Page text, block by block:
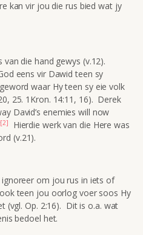
kan vir jou die rus bied wat jy
van die hand gewys (v.12).
eens vir Dawid teen sy
waar Hy teen sy eie volk
25. 1Kron. 14:11, 16). Derek
David’s enemies will now
[2]
Hierdie werk van die Here was
(v.21).
om jou rus in iets of
teen jou oorlog voer soos Hy
(vgl. Op. 2:16). Dit is o.a. wat
bedoel het.